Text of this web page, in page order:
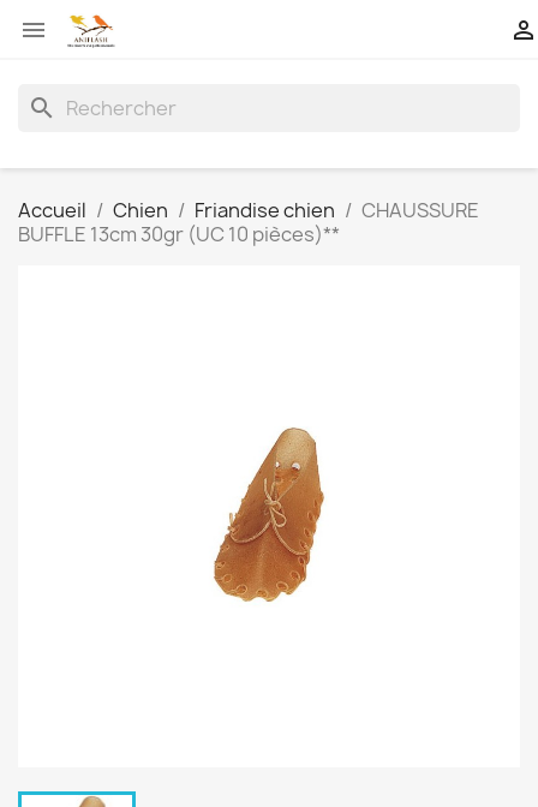
 
search
Accueil Chien Friandise chien
CHAUSSURE
BUFFLE 13cm 30gr (UC 10 pièces)**